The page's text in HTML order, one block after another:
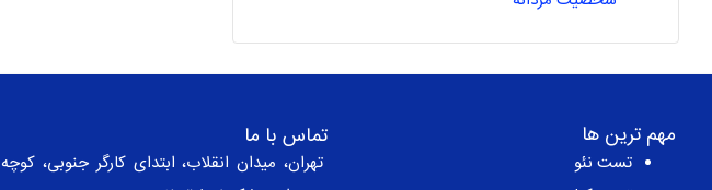
مهم ترین ها
تست نئو
تماس با ما
تهران، میدان انقلاب، ابتدای کارگر جنوبی، کوچه